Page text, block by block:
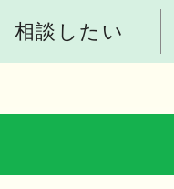
相談したい